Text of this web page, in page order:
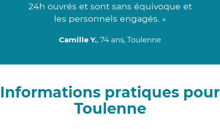
24h ouvrés et sont sans équivoque et
les personnels engagés. »
Camille Y., 74 ans, Toulenne
Informations pratiques pour
Toulenne